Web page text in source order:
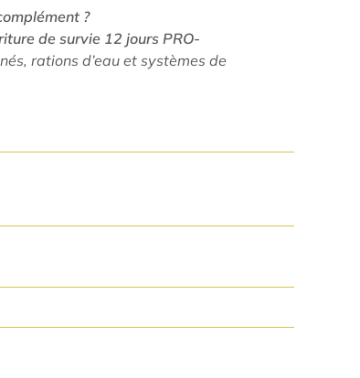
?
de survie 12 jours PRO-
rations d’eau et systèmes de